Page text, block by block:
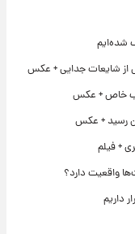
شده‌ایم
از شایعات جدایی + عکس
خاص + عکس
+ فیلم
واقعیت دارد؟
داریم